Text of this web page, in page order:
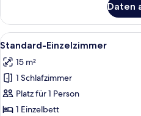
Suite
Daten
Alle
Fotos
für
Standard-
Einzelzimmer
anzeigen
2
Standard-Einzelzimmer
15 m²
1 Schlafzimmer
Platz für 1 Person
1 Einzelbett